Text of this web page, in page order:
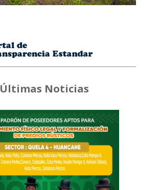
Últimas Noticias